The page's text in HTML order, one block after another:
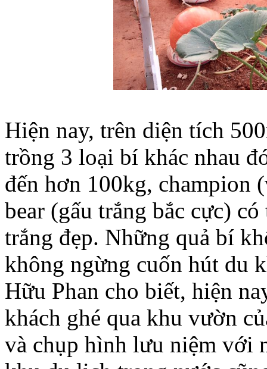
Hiện nay, trên diện tích
trồng 3 loại bí khác nhau
đến hơn 100kg, champion
bear (gấu trắng bắc cực)
trắng đẹp. Những quả bí
không ngừng cuốn hút du
Hữu Phan cho biết, hiện
khách ghé qua khu vườn
và chụp hình lưu niệm với